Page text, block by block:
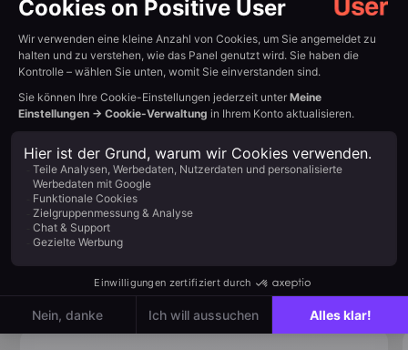
Mit KI zusammenfassen:
Example H2
{{QUOTE-TESTI-2}}
Read other
stories
View all